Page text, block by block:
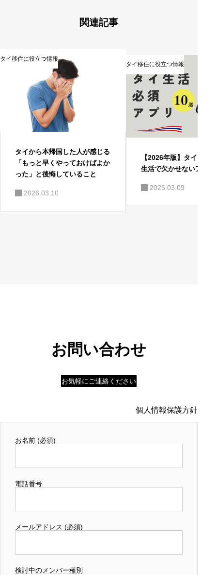
関連記事
タイ移住に役立つ情報
タイから本帰国した人が感じる
「もっと早くやっておけばよか
った」と後悔していること
2026.03.10
タイ移住に役立つ情報
【2026年版】タイ・バ
生活で欠かせないアプ
2026.03.09
お問い合わせ
お気軽にご連絡ください
個人情報保護方針
お名前 (必須)
電話番号
メールアドレス (必須)
検討中のメンバー種別
多数の特典付きタイ永住権
タイ永住権にも匹敵 タイランドエリート旧会員権